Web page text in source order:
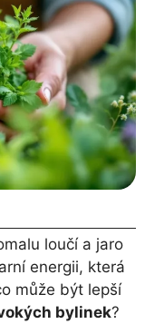
loučí a jaro
energii, která
může být lepší
bylinek?